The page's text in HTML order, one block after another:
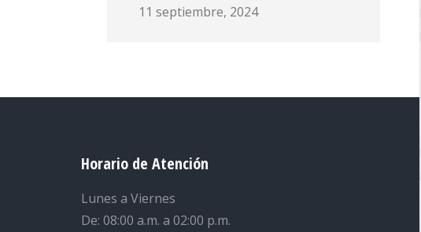
11 septiembre, 2024
Horario de Atención
Lunes a Viernes
De: 08:00 a.m. a 02:00 p.m.